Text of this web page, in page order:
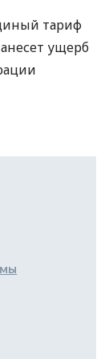
тариф
ущерб